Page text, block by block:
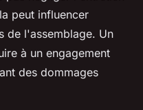
peut influencer
de l'assemblage. Un
à un engagement
des dommages